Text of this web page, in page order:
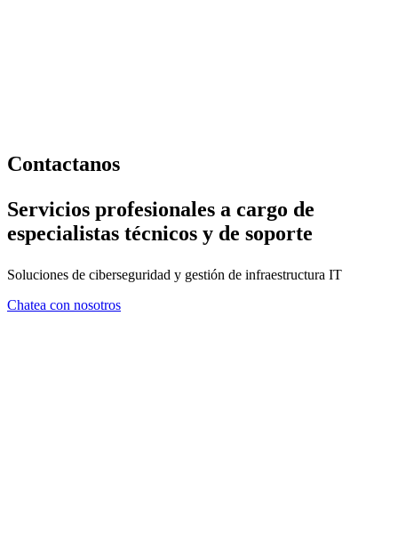
Contactanos
Servicios profesionales a cargo de
especialistas técnicos y de soporte
Soluciones de ciberseguridad y gestión de infraestructura IT
Chatea con nosotros